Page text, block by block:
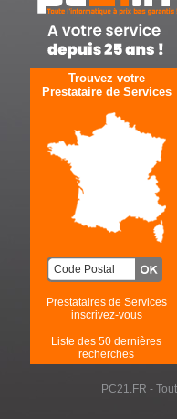
Trouvez votre
Prestataire de Services
Prestataires de Services
inscrivez-vous
Liste des 50 dernières
recherches
PC21.FR -